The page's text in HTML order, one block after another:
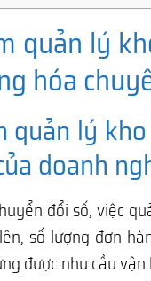
quản lý
hóa
quản lý
doanh
đổi số, việc
số lượng đơn
được nhu cầu